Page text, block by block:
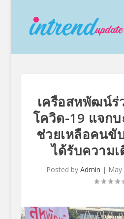
เครือสหพัฒน์ร่
โควิด-19 แจก
ช่วยเหลือคนขั
ได้รับความ
Posted by Admin | May